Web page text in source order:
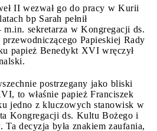
II wezwał go do pracy w Kurii
bp Sarah pełnił
sekretarza w Kongregacji ds.
Papieskiej Rady
papież Benedykt XVI wręczył
postrzegany jako bliski
to właśnie papież Franciszek
jedno z kluczowych stanowisk w
Kongregacji ds. Kultu Bożego i
decyzja była znakiem zaufania,